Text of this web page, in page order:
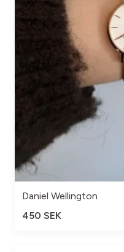
Daniel Wellington
450 SEK